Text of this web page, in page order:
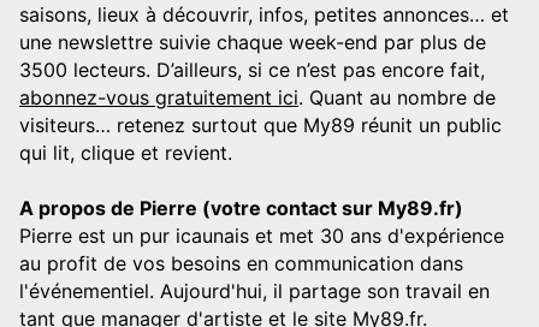
saisons, lieux à découvrir, infos, petites annonces… et
une newslettre suivie chaque week-end par plus de
3500 lecteurs. D’ailleurs, si ce n’est pas encore fait,
abonnez-vous gratuitement ici. Quant au nombre de
visiteurs… retenez surtout que My89 réunit un public
qui lit, clique et revient.
A propos de Pierre (votre contact sur My89.fr)
Pierre est un pur icaunais et met 30 ans d'expérience
au profit de vos besoins en communication dans
l'événementiel. Aujourd'hui, il partage son travail en
tant que manager d'artiste et le site My89.fr.